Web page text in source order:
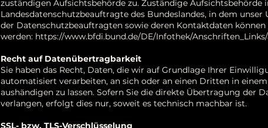
zuständigen Aufsichtsbehörde zu. Zuständige
Landesdatenschutzbeauftragte des Bundeslandes, in dem
der Datenschutzbeauftragten sowie deren Kontaktdaten
werden: https://www.bfdi.bund.de/DE/Infothek/
Recht auf Datenübertragbarkeit
Sie haben das Recht, Daten, die wir auf Grundlage Ihrer
automatisiert verarbeiten, an sich oder an einen Dritten in
aushändigen zu lassen. Sofern Sie die direkte Übertragung der
verlangen, erfolgt dies nur, soweit es technisch machbar ist.
SSL- bzw. TLS-Verschlüsselung